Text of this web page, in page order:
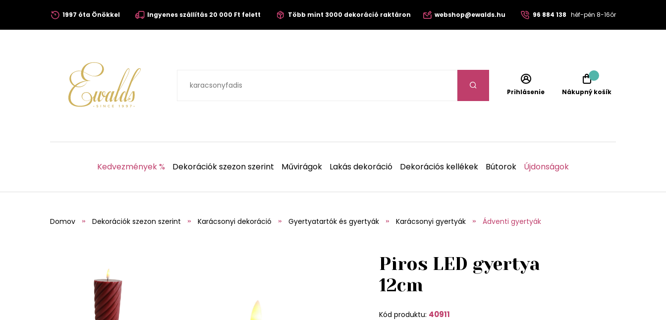
1997 óta Önökkel Ingyenes szállítás 20 000 Ft felett Több mint 3000 dekoráció raktáron webshop@ewalds.hu 96 884 138 héf-pén 8-16ór
Prihlásenie Nákupný košík
Kedvezmények % Dekorációk szezon szerint Művirágok Lakás dekoráció Dekorációs kellékek Bútorok Újdonságok
Domov Dekorációk szezon szerint Karácsonyi dekoráció Gyertyatartók és gyertyák Karácsonyi gyertyák Ádventi gyertyák
Piros LED gyertya
12cm
Kód produktu: 40911